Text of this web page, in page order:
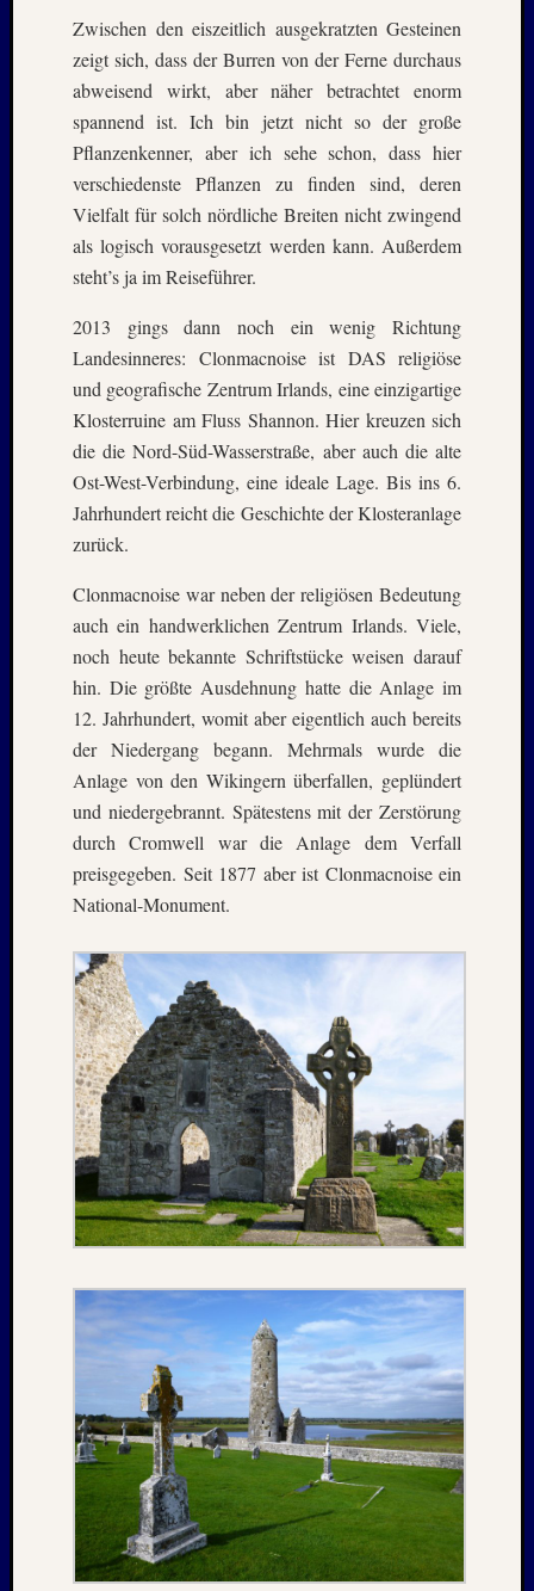
Zwischen den eiszeitlich ausgekratzten Gesteinen
zeigt sich, dass der Burren von der Ferne durchaus
abweisend wirkt, aber näher betrachtet enorm
spannend ist. Ich bin jetzt nicht so der große
Pflanzenkenner, aber ich sehe schon, dass hier
verschiedenste Pflanzen zu finden sind, deren
Vielfalt für solch nördliche Breiten nicht zwingend
als logisch vorausgesetzt werden kann. Außerdem
steht’s ja im Reiseführer.
2013 gings dann noch ein wenig Richtung
Landesinneres: Clonmacnoise ist DAS religiöse
und geografische Zentrum Irlands, eine einzigartige
Klosterruine am Fluss Shannon. Hier kreuzen sich
die die Nord-Süd-Wasserstraße, aber auch die alte
Ost-West-Verbindung, eine ideale Lage. Bis ins 6.
Jahrhundert reicht die Geschichte der Klosteranlage
zurück.
Clonmacnoise war neben der religiösen Bedeutung
auch ein handwerklichen Zentrum Irlands. Viele,
noch heute bekannte Schriftstücke weisen darauf
hin. Die größte Ausdehnung hatte die Anlage im
12. Jahrhundert, womit aber eigentlich auch bereits
der Niedergang begann. Mehrmals wurde die
Anlage von den Wikingern überfallen, geplündert
und niedergebrannt. Spätestens mit der Zerstörung
durch Cromwell war die Anlage dem Verfall
preisgegeben. Seit 1877 aber ist Clonmacnoise ein
National-Monument.